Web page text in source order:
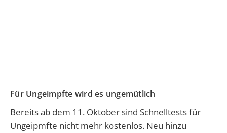
Für Ungeimpfte wird es ungemütlich
Bereits ab dem 11. Oktober sind Schnelltests für
Ungeipmfte nicht mehr kostenlos. Neu hinzu